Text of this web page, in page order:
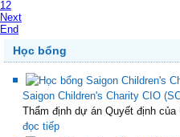
12
Next
End
Học bổng
Saigon Children's Charity CIO
Thẩm định dự án Quyết định
đọc tiếp